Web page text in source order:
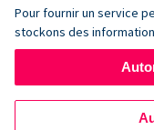
Pour fournir un service
stockons des